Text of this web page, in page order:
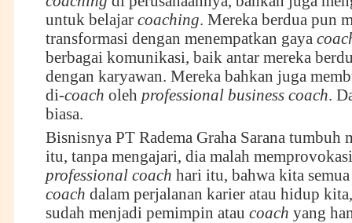
untuk belajar coaching. Mereka berdua pun
transformasi dengan menempatkan gaya
berbagai komunikasi, baik antar mereka
dengan karyawan. Mereka bahkan juga
di-coach oleh professional business coach.
biasa.
Bisnisnya PT Radema Graha Sarana tumbuh
itu, tanpa mengajari, dia malah
professional coach hari itu, bahwa kita
coach dalam perjalanan karier atau hidup
sudah menjadi pemimpin atau coach yang